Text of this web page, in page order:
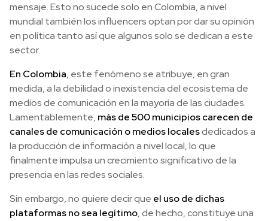
mensaje. Esto no sucede solo en Colombia, a nivel
mundial también los influencers optan por dar su opinión
en política tanto así que algunos solo se dedican a este
sector.
En Colombia, este fenómeno se atribuye, en gran
medida, a la debilidad o inexistencia del ecosistema de
medios de comunicación en la mayoría de las ciudades.
Lamentablemente, más de 500 municipios carecen de
canales de comunicación o medios localesdedicados a
la producción de información a nivel local, lo que
finalmente impulsa un crecimiento significativo de la
presencia en las redes sociales.
Sin embargo, no quiere decir que el uso de dichas
plataformas no sea legítimo, de hecho, constituye una